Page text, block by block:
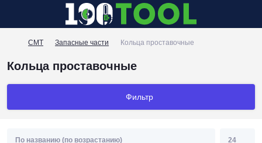
CMT Запасные части Кольца проставочные
Кольца проставочные
Фильтр